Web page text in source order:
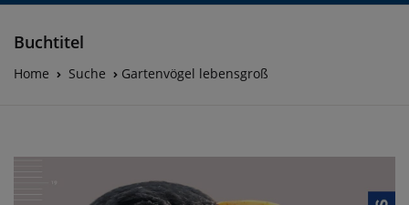
Buchtitel
Home Suche Gartenvögel lebensgroß